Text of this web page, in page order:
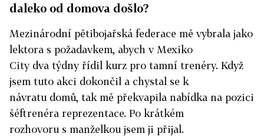
daleko od domova došlo?
Mezinárodní pětibojařská federace mě vybrala jako
lektora s požadavkem, abych v Mexiko
City dva týdny řídil kurz pro tamní trenéry. Když
jsem tuto akci dokončil a chystal se k
návratu domů, tak mě překvapila nabídka na pozici
šéftrenéra reprezentace. Po krátkém
rozhovoru s manželkou jsem ji přijal.